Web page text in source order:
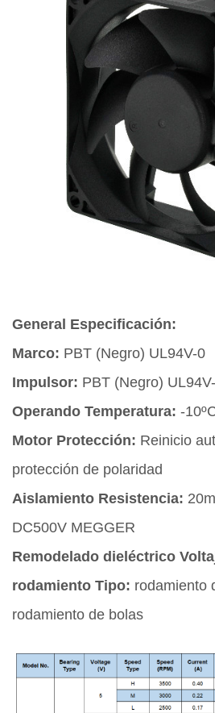
General Especificación:
Marco: PBT (Negro) UL94V-0
Impulsor: PBT (Negro)
Operando Temperatura: -
Motor Protección: Reinicio
protección de polaridad
Aislamiento Resistencia:
DC500V MEGGER
Remodelado dieléctrico
rodamiento Tipo: rodamiento
rodamiento de bolas